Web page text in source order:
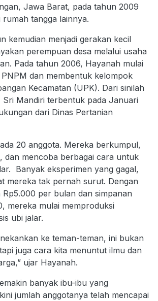
Jawa Barat, pada tahun 2009
tangga lainnya.
kemudian menjadi gerakan kecil
perempuan desa melalui usaha
Pada tahun 2006, Hayanah mulai
dan membentuk kelompok
Kecamatan (UPK). Dari sinilah
Sri Mandiri terbentuk pada Januari
dari Dinas Pertanian
20 anggota. Mereka berkumpul,
dan mencoba berbagai cara untuk
Banyak eksperimen yang gagal,
mereka tak pernah surut. Dengan
Rp5.000 per bulan dan simpanan
mereka mulai memproduksi
ubi jalar.
ke teman-teman, ini bukan
juga cara kita menuntut ilmu dan
ujar Hayanah.
banyak ibu-ibu yang
jumlah anggotanya telah mencapai